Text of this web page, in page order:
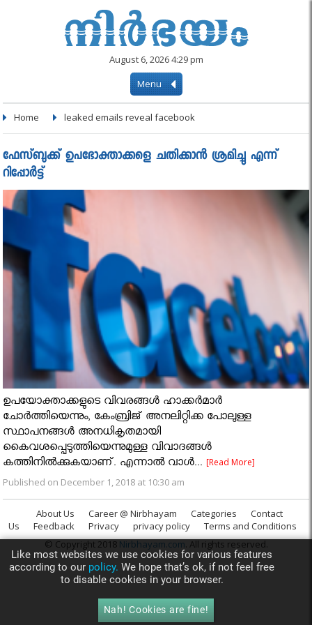
August 6, 2026 4:29 pm
Menu
Home leaked emails reveal facebook
ഫേസ്ബുക്ക് ഉപഭോക്താക്കളെ ചതിക്കാൻ ശ്രമിച്ചു എന്ന്
റിപ്പോർട്ട്
ഉപയോക്താക്കളുടെ വിവരങ്ങള്‍ ഹാക്കര്‍മാര്‍
ചോര്‍ത്തിയെന്നും, കേംബ്രിജ് അനലിറ്റിക്ക പോലുള്ള
സ്ഥാപനങ്ങള്‍ അനധികൃതമായി
കൈവശപ്പെടുത്തിയെന്നുമുള്ള വിവാദങ്ങള്‍
കത്തിനില്‍ക്കുകയാണ്. എന്നാല്‍ വാള്‍...[Read More]
Published on December 1, 2018 at 10:30 am
About Us Career @ Nirbhayam Categories
Contact
Us
Feedback Privacy privacy policy
Terms and Conditions
© Copyright 2018 Nirbhayam.com. All rights reserved.
Like most websites we use cookies for various features
according to our policy. We hope that’s ok, if not feel free
to disable cookies in your browser.
Nah! Cookies are fine!